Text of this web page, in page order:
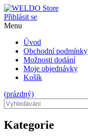
Přihlásit se
Menu
Úvod
Obchodní podmínky
Možnosti dodání
Moje objednávky
Košík
(prázdný)
Kategorie